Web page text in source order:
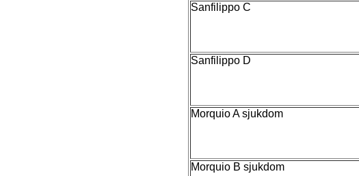
Sanfilippo C
Sanfilippo D
Morquio A sjukdom
Morquio B sjukdom